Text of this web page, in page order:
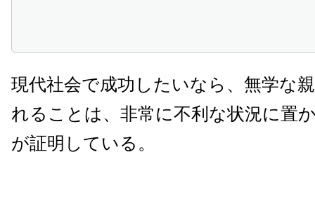
現代社会で成功したいなら、無学な
れることは、非常に不利な状況に置
が証明している。